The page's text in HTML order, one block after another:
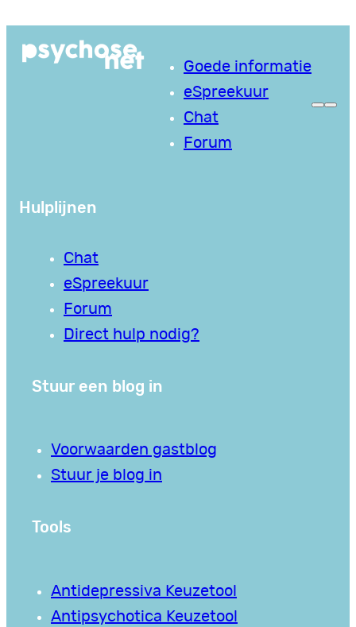
naar
Goede informatie
eSpreekuur
Chat
Forum
Hulplijnen
Chat
eSpreekuur
Forum
Direct hulp nodig?
Stuur een blog in
Voorwaarden gastblog
Stuur je blog in
Tools
Antidepressiva Keuzetool
Antipsychotica Keuzetool